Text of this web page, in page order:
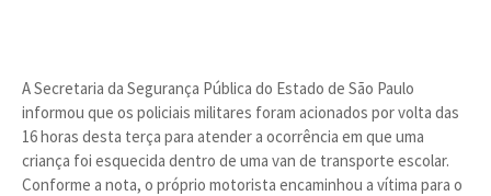
A Secretaria da Segurança Pública do Estado de São Paulo
informou que os policiais militares foram acionados por volta das
16 horas desta terça para atender a ocorrência em que uma
criança foi esquecida dentro de uma van de transporte escolar.
Conforme a nota, o próprio motorista encaminhou a vítima para o